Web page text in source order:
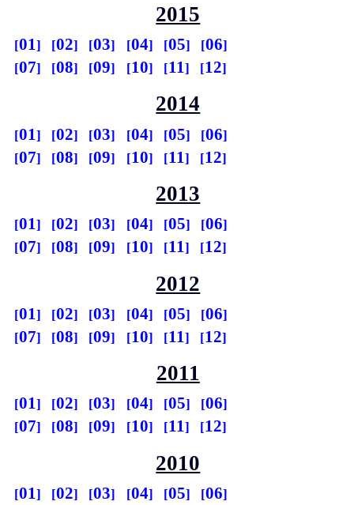
2015
01 02 03 04 05
06
07
08 09 10 11 12
2014
01 02 03 04 05
06
07
08 09 10 11 12
2013
01 02 03 04 05
06
07
08 09 10 11 12
2012
01 02 03 04 05
06
07
08 09 10 11 12
2011
01 02 03 04 05
06
07
08 09 10 11 12
2010
01 02 03 04 05
06